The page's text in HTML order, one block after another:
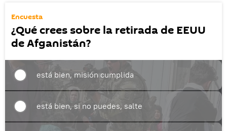
Encuesta
¿Qué crees sobre la retirada de EEUU
de Afganistán?
está bien, misión cumplida
está bien, si no puedes, salte